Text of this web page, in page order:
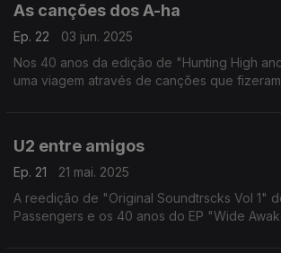
As canções dos A-ha
Ep. 22
03 jun. 2025
Nos 40 anos da edição de "Hunting High
uma viagem através de canções que
U2 entre amigos
Ep. 21
21 mai. 2025
A reedição de "Original Soundtrscks Vol 1"
Passengers e os 40 anos do EP "Wide